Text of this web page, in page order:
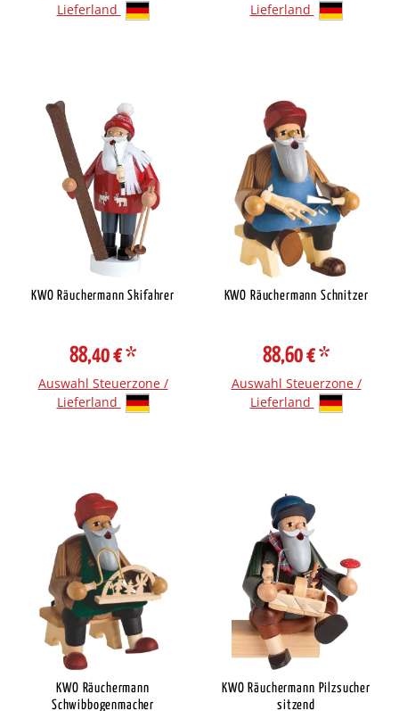
Lieferland
Lieferland
KWO Räuchermann Skifahrer
88,40 €*
Auswahl Steuerzone /
Lieferland
KWO Räuchermann Schnitzer
88,60 €*
Auswahl Steuerzone /
Lieferland
KWO Räuchermann
Schwibbogenmacher
KWO Räuchermann Pilzsucher
sitzend